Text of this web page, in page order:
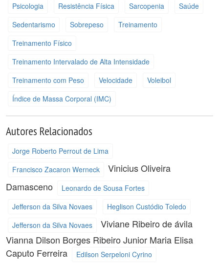
Psicologia
Resistência Física Sarcopenia
Saúde
Sedentarismo
Sobrepeso
Treinamento
Treinamento Físico
Treinamento Intervalado de Alta Intensidade
Treinamento com Peso
Velocidade
Voleibol
Índice de Massa Corporal (IMC)
Autores Relacionados
Jorge Roberto Perrout de Lima
Francisco Zacaron Werneck
Vinicius Oliveira
Damasceno
Leonardo de Sousa Fortes
Jefferson da Silva Novaes
Heglison Custódio Toledo
Jefferson da Silva Novaes
Viviane Ribeiro de ávila
Vianna Dilson Borges Ribeiro Junior Maria Elisa
Caputo Ferreira
Edilson Serpeloni Cyrino